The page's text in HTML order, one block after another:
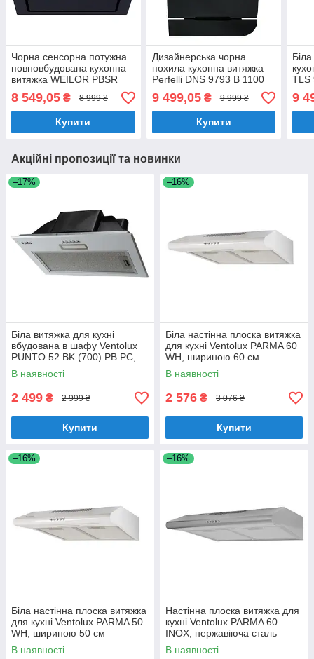
Чорна сенсорна потужна
повновбудована кухонна
витяжка WEILOR PBSR
62302 FULL GLASS FBL
1100 LED Strip
8 549,05 ₴ 8 999 ₴
Купити
Дизайнерська чорна
похила кухонна витяжка
Perfelli DNS 9793 B 1100
BL LED Strip, декоративна,
90 см
9 499,05₴ 9 999 ₴
Купити
TLS
9
Акційні пропозиції та новинки
–17%
Біла витяжка для кухні
вбудована в шафу Ventolux
PUNTO 52 BK (700) PB PC,
шириною 52 см
В наявності
2 499 ₴ 2 999 ₴
Купити
–16%
Біла настінна плоска витяжка
для кухні Ventolux PARMA 60
WH, шириною 60 см
В наявності
2 576 ₴ 3 076 ₴
Купити
–16%
Біла настінна плоска витяжка
для кухні Ventolux PARMA 50
WH, шириною 50 см
В наявності
–16%
Настінна плоска витяжка для
кухні Ventolux PARMA 60
INOX, нержавіюча сталь
шириною 60 см
В наявності